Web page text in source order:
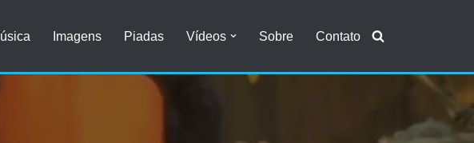
Imagens Piadas Vídeos Sobre Contato